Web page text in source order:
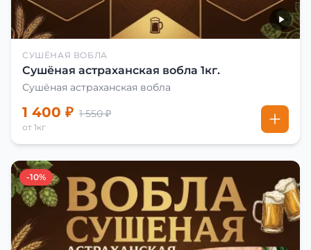
СУШЁНАЯ ВОБЛА
Сушёная астраханская вобла 1кг.
Сушёная астраханская вобла
1 400 ₽ 1 550 ₽
от 1кг
-10%